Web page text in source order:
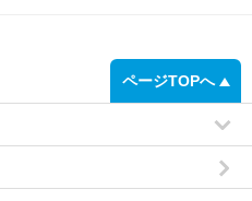
ページTOPへ